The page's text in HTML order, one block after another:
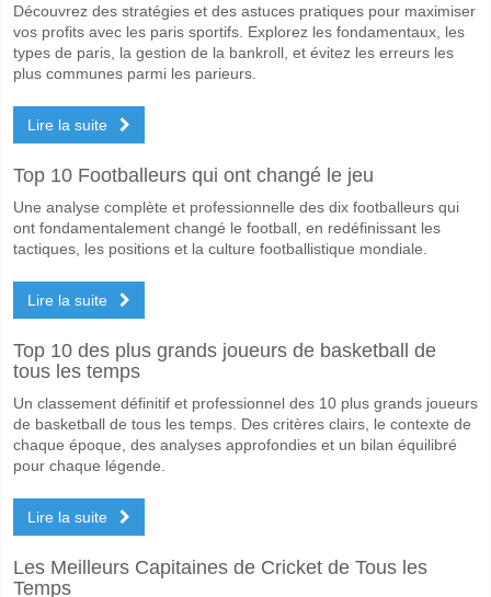
Quel sera le résultat correct attendu entre Fethiyespor
Sur le côté risqué, vous pouvez essayer le Résultat Correct de 1-3
Découvrez des stratégies et des astuces pratiques pour maximiser
vos profits avec les paris sportifs. Explorez les fondamentaux, les
types de paris, la gestion de la bankroll, et évitez les erreurs les
plus communes parmi les parieurs.
Lire la suite
Top 10 Footballeurs qui ont changé le jeu
Une analyse complète et professionnelle des dix footballeurs qui
ont fondamentalement changé le football, en redéfinissant les
tactiques, les positions et la culture footballistique mondiale.
Lire la suite
Top 10 des plus grands joueurs de basketball de
tous les temps
Un classement définitif et professionnel des 10 plus grands joueurs
de basketball de tous les temps. Des critères clairs, le contexte de
chaque époque, des analyses approfondies et un bilan équilibré
pour chaque légende.
Lire la suite
Les Meilleurs Capitaines de Cricket de Tous les
Temps